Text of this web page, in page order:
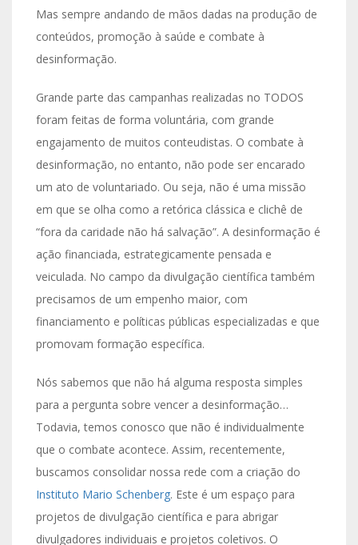
Mas sempre andando de mãos dadas na produção de
conteúdos, promoção à saúde e combate à
desinformação.
Grande parte das campanhas realizadas no TODOS
foram feitas de forma voluntária, com grande
engajamento de muitos conteudistas. O combate à
desinformação, no entanto, não pode ser encarado
um ato de voluntariado. Ou seja, não é uma missão
em que se olha como a retórica clássica e clichê de
“fora da caridade não há salvação”. A desinformação é
ação financiada, estrategicamente pensada e
veiculada. No campo da divulgação científica também
precisamos de um empenho maior, com
financiamento e políticas públicas especializadas e que
promovam formação específica.
Nós sabemos que não há alguma resposta simples
para a pergunta sobre vencer a desinformação…
Todavia, temos conosco que não é individualmente
que o combate acontece. Assim, recentemente,
buscamos consolidar nossa rede com a criação do
Instituto Mario Schenberg. Este é um espaço para
projetos de divulgação científica e para abrigar
divulgadores individuais e projetos coletivos. O